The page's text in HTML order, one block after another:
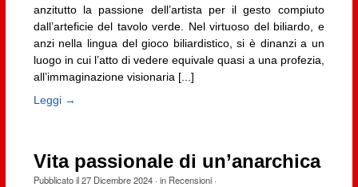
anzitutto la passione dell’artista per il gesto compiuto
dall’arteficie del tavolo verde. Nel virtuoso del biliardo, e
anzi nella lingua del gioco biliardistico, si è dinanzi a un
luogo in cui l’atto di vedere equivale quasi a una profezia,
all’immaginazione visionaria [...]
Leggi →
Vita passionale di un’anarchica
Pubblicato il27 Dicembre 2024· in Recensioni·